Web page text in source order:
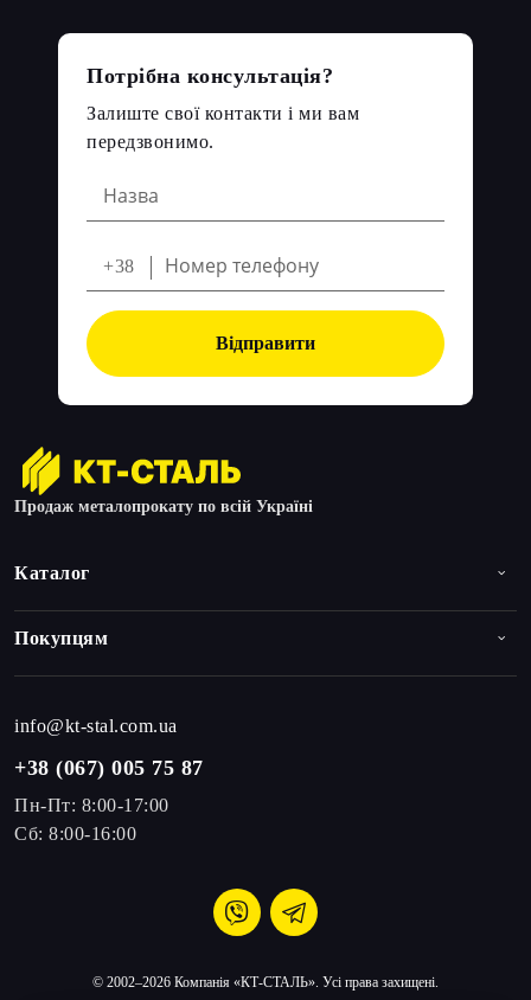
Продаж металопрокату по всій Україні
info@kt-stal.com.ua
+38 (067) 005 75 87
Пн-Пт: 8:00-17:00
Сб: 8:00-16:00
Каталог
Покупцям
Потрібна консультація?
Залиште свої контакти і ми вам
передзвонимо.
+38
Відправити
© 2002–2026 Компанія «КТ-СТАЛЬ». Усі права захищені.